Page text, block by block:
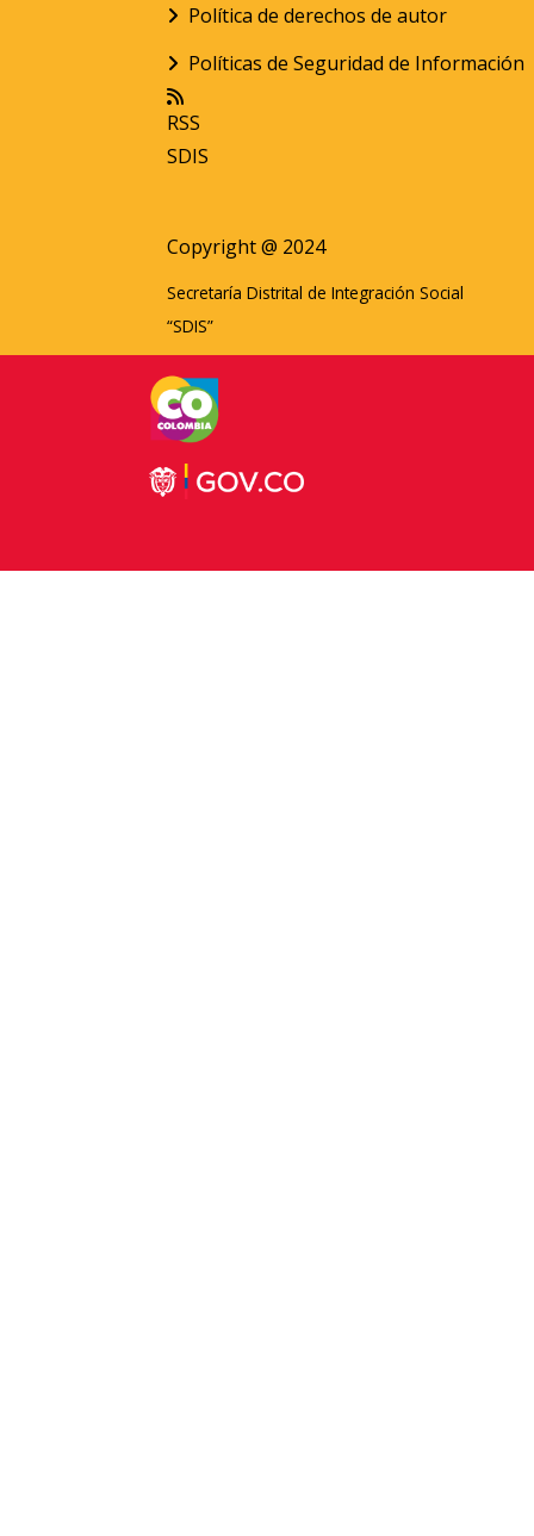
Política de derechos de autor
Políticas de Seguridad de Información
RSS
SDIS
Copyright @ 2024
Secretaría Distrital de Integración Social
“SDIS”